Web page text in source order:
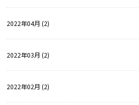
2022年04月 (2)
2022年03月 (2)
2022年02月 (2)